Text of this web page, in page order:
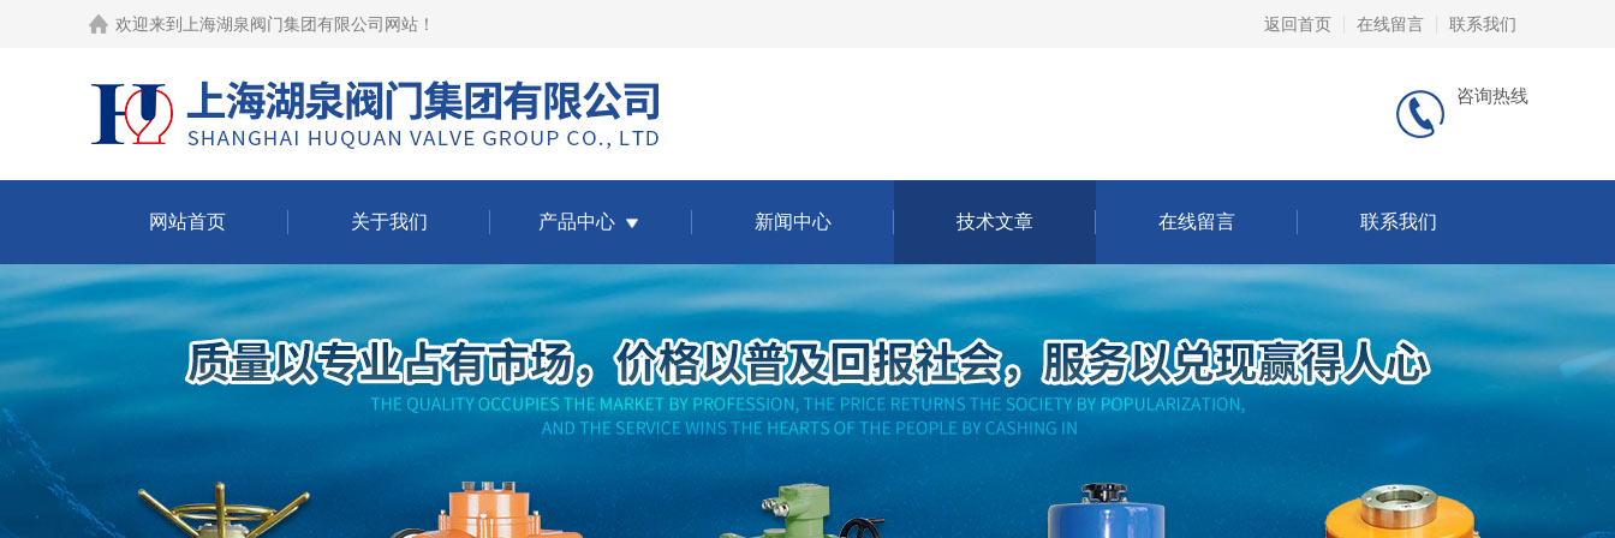
欢迎来到 上海湖泉阀门集团有限公司网站 ！ 返回首页 在线留言 联系我们
咨询热线
网站首页 关于我们 产品中心 新闻中心 技术文章 在线留言 联系我们